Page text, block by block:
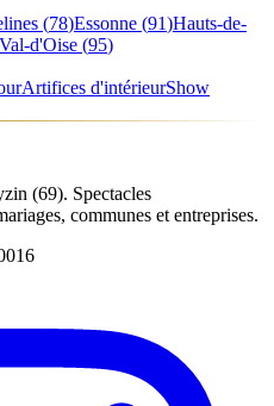
(78)Essonne (91)Hauts-de-
Val-d'Oise (95)
Artifices d'intérieurShow
(69). Spectacles
communes et entreprises.